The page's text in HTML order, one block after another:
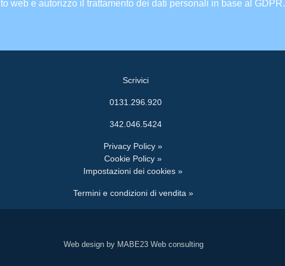
web e autorizzo il trattamento dei dati personali in base al GDPR.
Scrivici
0131.296.920
342.046.5424
Privacy Policy »
Cookie Policy »
Impostazioni dei cookies »
Termini e condizioni di vendita »
Web design by MABE23 Web consulting